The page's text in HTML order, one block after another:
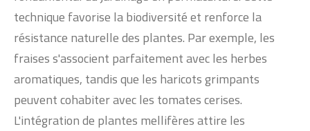
technique favorise la biodiversité et renforce la
résistance naturelle des plantes. Par exemple, les
fraises s'associent parfaitement avec les herbes
aromatiques, tandis que les haricots grimpants
peuvent cohabiter avec les tomates cerises.
L'intégration de plantes mellifères attire les